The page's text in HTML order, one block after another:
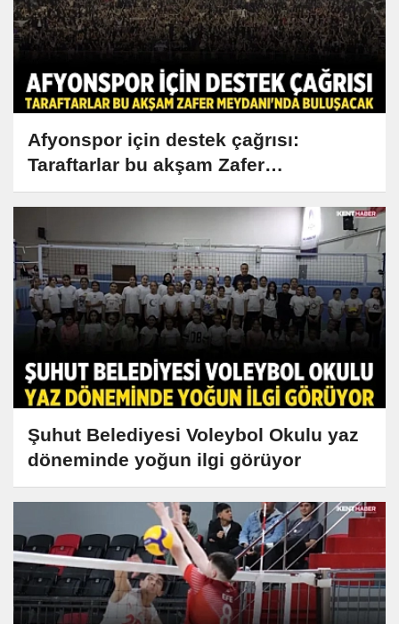
Afyonspor için destek çağrısı:
Taraftarlar bu akşam Zafer
Meydanı'nda buluşacak
Şuhut Belediyesi Voleybol Okulu yaz
döneminde yoğun ilgi görüyor